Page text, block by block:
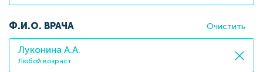
Ф.И.О. ВРАЧА Очистить
Луконина А.А.
Любой возраст